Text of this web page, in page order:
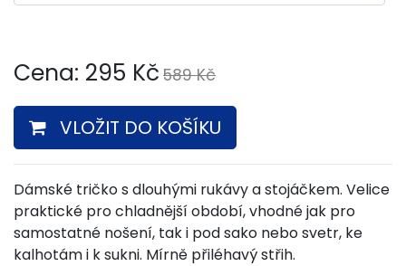
Cena: 295 Kč 589 Kč
VLOŽIT DO KOŠÍKU
Dámské tričko s dlouhými rukávy a stojáčkem. Velice
praktické pro chladnější období, vhodné jak pro
samostatné nošení, tak i pod sako nebo svetr, ke
kalhotám i k sukni. Mírně přiléhavý střih.